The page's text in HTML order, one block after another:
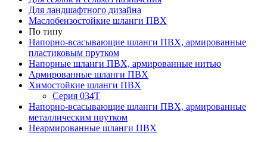
Для ландшафтного дизайна
Маслобензостойкие шланги ПВХ
По типу
Напорно-всасывающие шланги ПВХ, армированные
пластиковым прутком
Напорные шланги ПВХ, армированные нитью
Армированные шланги ПВХ
Химостойкие шланги ПВХ
Серия 034Т
Напорно-всасывающие шланги ПВХ, армированные
металлическим прутком
Неармированные шланги ПВХ